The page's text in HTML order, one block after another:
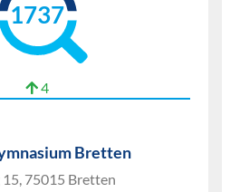
1737
4
Bretten
75015 Bretten